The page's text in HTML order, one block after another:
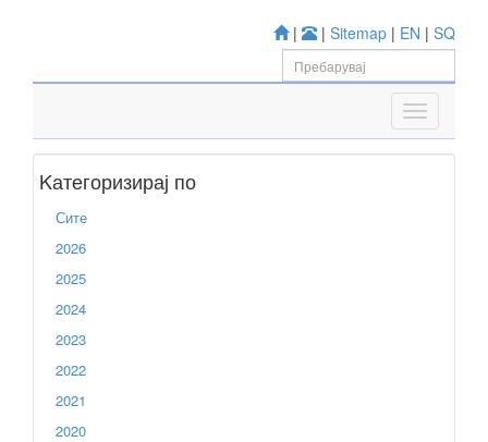
| | Sitemap | EN | SQ
Kатегоризирај по
Сите
2026
2025
2024
2023
2022
2021
2020